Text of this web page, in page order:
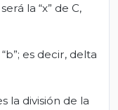
la “x” de C,
“b”; es decir, delta
la división de la